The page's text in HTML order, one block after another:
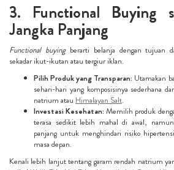
3. Functional Buying
Jangka Panjang
Functional buyingberarti belanja dengan tujuan
sekadar ikut-ikutan atau tergiur iklan.
Pilih Produk yang Transparan: Utamakan
sehari-hari yang komposisinya sederhana
natrium atau Himalayan Salt.
Investasi Kesehatan: Memilih produk
terasa sedikit lebih mahal di awal,
panjang untuk menghindari risiko
masa depan.
Kenali lebih lanjut tentang garam rendah natrium